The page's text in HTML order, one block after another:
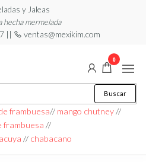
y Jaleas
hecha mermelada
|| ventas@mexikim.com
por:
Buscar
frambuesa// mango chutney//
frambuesa //
// chabacano
0